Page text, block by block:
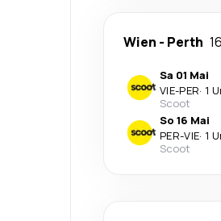
Wien - Perth
Sa 01 Mai
VIE-PER· 1
Scoot
So 16 Mai
PER-VIE· 1
Scoot